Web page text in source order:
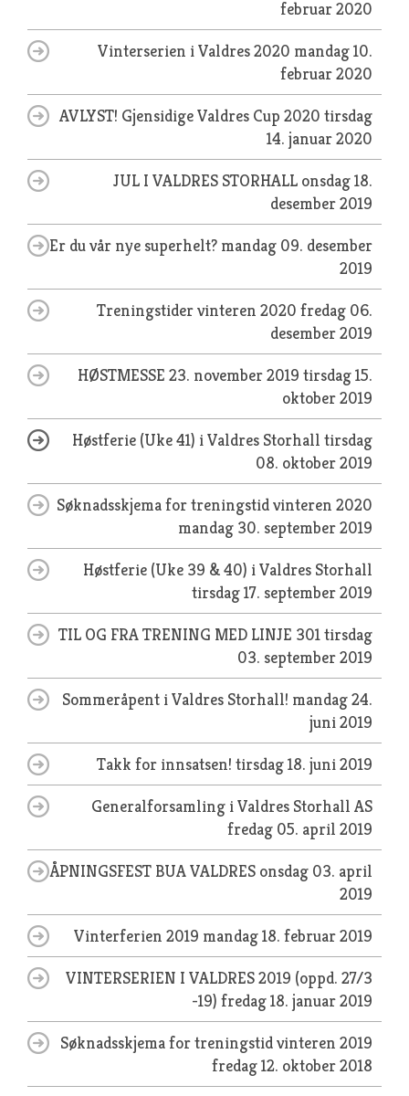
februar 2020
Vinterserien i Valdres 2020 mandag 10.
februar 2020
AVLYST! Gjensidige Valdres Cup 2020 tirsdag
14. januar 2020
JUL I VALDRES STORHALL onsdag 18.
desember 2019
Er du vår nye superhelt? mandag 09. desember
2019
Treningstider vinteren 2020 fredag 06.
desember 2019
HØSTMESSE 23. november 2019 tirsdag 15.
oktober 2019
Høstferie (Uke 41) i Valdres Storhall tirsdag
08. oktober 2019
Søknadsskjema for treningstid vinteren 2020
mandag 30. september 2019
Høstferie (Uke 39 & 40) i Valdres Storhall
tirsdag 17. september 2019
TIL OG FRA TRENING MED LINJE 301tirsdag
03. september 2019
Sommeråpent i Valdres Storhall! mandag 24.
juni 2019
Takk for innsatsen! tirsdag 18. juni 2019
Generalforsamling i Valdres Storhall AS
fredag 05. april 2019
ÅPNINGSFEST BUA VALDRES onsdag 03. april
2019
Vinterferien 2019 mandag 18. februar 2019
VINTERSERIEN I VALDRES 2019 (oppd. 27/3
-19) fredag 18. januar 2019
Søknadsskjema for treningstid vinteren 2019
fredag 12. oktober 2018